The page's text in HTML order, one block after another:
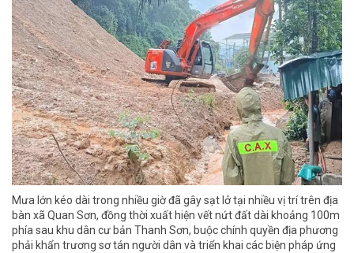
Mưa lớn kéo dài trong nhiều giờ đã gây sạt lở tại nhiều vị trí trên địa
bàn xã Quan Sơn, đồng thời xuất hiện vết nứt đất dài khoảng 100m
phía sau khu dân cư bản Thanh Sơn, buộc chính quyền địa phương
phải khẩn trương sơ tán người dân và triển khai các biện pháp ứng